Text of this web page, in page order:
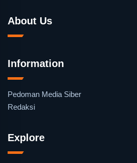
About Us
Information
Pedoman Media Siber
Redaksi
Explore